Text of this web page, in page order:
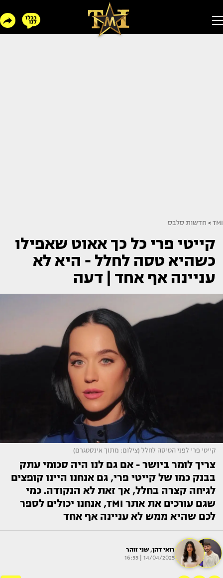
TMI
> חדשות סלבס
קייטי פרי כל כך אאוט שאפילו
כשהיא טסה לחלל - היא לא
עניינה אף אחד | דעה
קייטי פרי לפני הטיסה לחלל (צילום: מתוך אינסטגרם)
צריך לומר ביושר - אם גם לנו היה סכומי עתק
בבנק כמו של קייטי פרי, גם אנחנו היינו קופצים
לגיחה קצרה בחלל, אך זאת לא הנקודה. כמי
שגם עורכים את אתר TMI, אנחנו יכולים לספר
לכם שהיא ממש לא עניינה אף אחד
רואי דהן, שני זוהר
14/04/2025 | 16:55